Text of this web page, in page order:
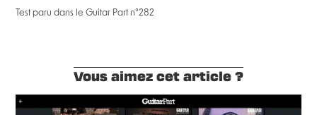
Test paru dans le Guitar Part n°282
Vous aimez cet article ?